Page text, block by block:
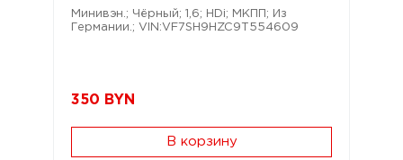
Минивэн.; Чёрный; 1,6; HDi; МКПП; Из
Германии.; VIN:VF7SH9HZC9T554609
350 BYN
В корзину